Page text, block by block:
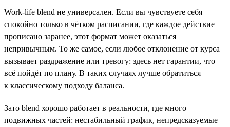
Work-life blend не универсален. Если вы чувствуете себя
спокойно только в чётком расписании, где каждое действие
прописано заранее, этот формат может оказаться
непривычным. То же самое, если любое отклонение от курса
вызывает раздражение или тревогу: здесь нет гарантии, что
всё пойдёт по плану. В таких случаях лучше обратиться
к классическому подходу баланса.
Зато blend хорошо работает в реальности, где много
подвижных частей: нестабильный график, непредсказуемые